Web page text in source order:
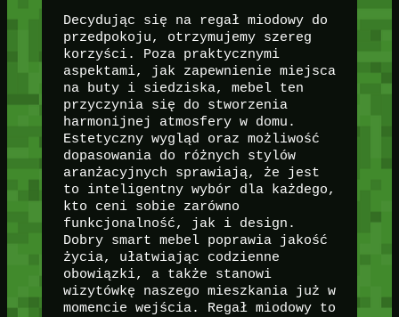
Decydując się na regał miodowy do
przedpokoju, otrzymujemy szereg
korzyści. Poza praktycznymi
aspektami, jak zapewnienie miejsca
na buty i siedziska, mebel ten
przyczynia się do stworzenia
harmonijnej atmosfery w domu.
Estetyczny wygląd oraz możliwość
dopasowania do różnych stylów
aranżacyjnych sprawiają, że jest
to inteligentny wybór dla każdego,
kto ceni sobie zarówno
funkcjonalność, jak i design.
Dobry smart mebel poprawia jakość
życia, ułatwiając codzienne
obowiązki, a także stanowi
wizytówkę naszego mieszkania już w
momencie wejścia. Regał miodowy to